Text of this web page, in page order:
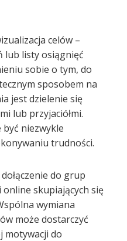
celów –
lub listy osiągnięć
sobie o tym, do
sposobem na
jest dzielenie się
lub przyjaciółmi.
być niezwykle
trudności.
do grup
online skupiających się
wymiana
może dostarczyć
motywacji do